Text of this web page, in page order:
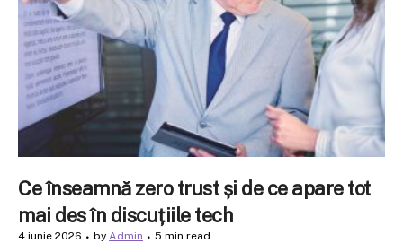
Ce înseamnă zero trust și de ce apare tot
mai des în discuțiile tech
4 iunie 2026 by Admin 5 min read